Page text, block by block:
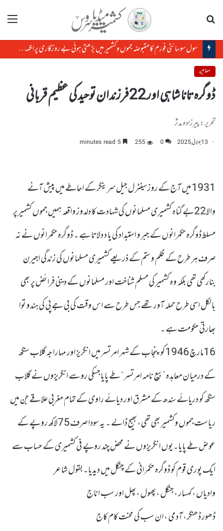
مینو
سول سوسائٹی فورم کا مقبوضہ جموں وکشمیر میں بڑھتی ہوئی بے روزگاری پر اظہارتشویش
مضامین
ڈوگرہ تانا شاہی اور 22فرزندان توحید کی عظیم قربانی
تحریر : پیرزادہ مدثر
13 جولائی, 2025 0
255
1931 میں آج کے روزسینٹرل جیل سرینگر کے احاطے میں پیش آنے
والا22بے گناہ کشمیری مسلمانوں کی شہادت کا دلدوز واقعہ ہمیں جموں کشمیر پر
مسلط ڈوگرہ حکمرانوں کے جبر و استبداد کی یا د دلاتا ہے ۔ ڈوگرہ حکمرانوں نے نہ
صرف ہر طرح کے ظلم و ستم کے ذریعے کشمیری مسلمانوں کی زندگی اجیرن
بنارکھی تھی بلکہ وہ کشمیر کی مسلم شناخت اور مسلمانوں کے دینی فرائض پر بھی
بالکل اسی طرح حملہ آور تھے جس طرح سے اس وقت کی بی جے پی کی ہندو توا
بھارتی حکومت ہے ۔
16مارچ 1946کو پنجاب کے شہر امرتسر میں انگریز اور مہاراجہ گلاب سنگھ
کے درمیان معاہدہ ”بیع نامہ امرتسر “ طے پایاجسکی رو سے انگریزوں نے گلاب
سنگھ کو دریائے سندھ کے مشرق اور دیائے راوی کے تمام مغربی علاقے جن میں
ریاست جموں وکشمیر بھی تھی، بھیج ڈالے ۔ یہ سودا صرف 75لاکھ روپے کے
عوض طے پایا۔یوں انگریزوں نے محض چند روپے فی کشمیری کے حساب سے
ایک پوری قوم کو ڈوگرہ حکمرانی کے چنگل میں دیدیا۔بقول شاعر
وادیاں ، کہسار ، جنگل ، پھول ، پھل اور سب اناج
ڈھور ڈھنگر، آدمی ، ان سب کی محنت کام کاج